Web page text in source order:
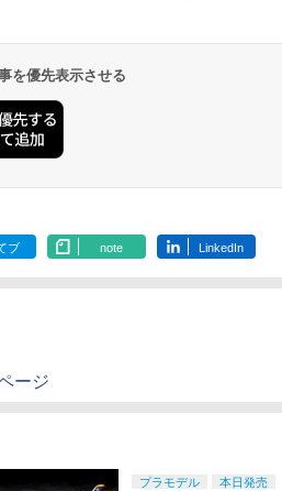
を優先表示させる
ブ note LinkedIn
ージ
プラモデル 本日発売